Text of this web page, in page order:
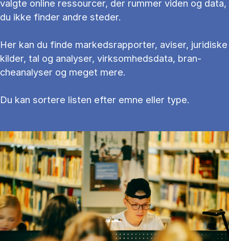
valg­te on­li­ne res­sour­cer, der rum­mer vi­den og data,
du ikke fin­der an­dre ste­der.
Her kan du fin­de mar­keds­rap­por­ter, aviser, juridiske
kilder, tal og ana­ly­ser, virksomhedsdata, bran­
cheanalyser og meget mere.
Du kan sortere li­sten ef­ter emne el­ler type.